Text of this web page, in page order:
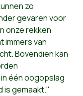
zo
gevaren voor
onze rekken
immers van
Bovendien kan
één oogopslag
is gemaakt."